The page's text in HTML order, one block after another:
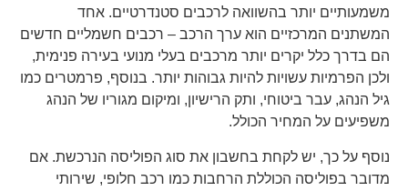
משמעותיים יותר בהשוואה לרכבים סטנדרטיים. אחד
המשתנים המרכזיים הוא ערך הרכב – רכבים חשמליים חדשים
הם בדרך כלל יקרים יותר מרכבים בעלי מנועי בעירה פנימית,
ולכן הפרמיות עשויות להיות גבוהות יותר. בנוסף, פרמטרים כמו
גיל הנהג, עבר ביטוחי, ותק הרישיון, ומיקום מגוריו של הנהג
משפיעים על המחיר הכולל.
נוסף על כך, יש לקחת בחשבון את סוג הפוליסה הנרכשת. אם
מדובר בפוליסה הכוללת הרחבות כמו רכב חלופי, שירותי